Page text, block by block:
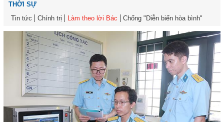
THỜI SỰ
Tin tức
Chính trị Làm theo lời Bác Chống "Diễn biến hòa bình"